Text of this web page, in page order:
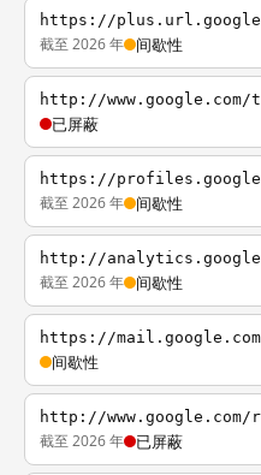
https://
截至 2026 年 间歇性
http://
已屏蔽
https://
截至 2026 年 间歇性
http://
截至 2026 年 间歇性
https://
间歇性
http://www.google.com/
截至 2026 年 已屏蔽